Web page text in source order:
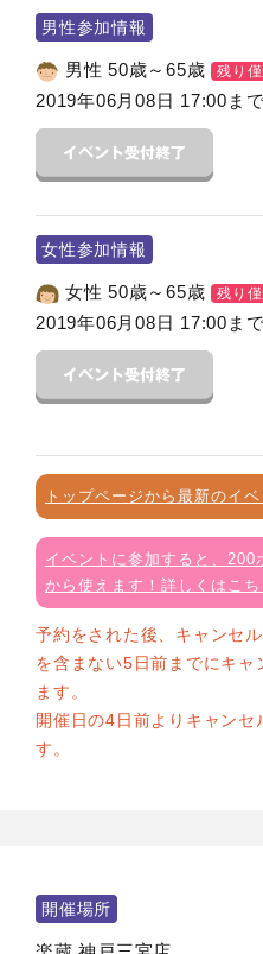
男性参加情報
男性 50歳～65歳 残り
2019年06月08日 17:00ま
女性参加情報
女性 50歳～65歳 残り
2019年06月08日 17:00ま
トップページから最新のイ
イベントに参加すると、200
から使えます！詳しくはこち
予約をされた後、キャンセ
を含まない5日前までにキャ
ます。
開催日の4日前よりキャンセ
す。
開催場所